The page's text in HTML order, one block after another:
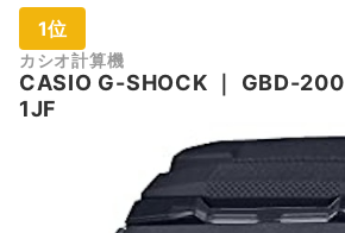
1位
カシオ計算機
CASIO G-SHOCK ｜ GBD-200
1JF